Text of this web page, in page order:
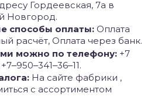
Гордеевская, 7а в
Новгород.
способы оплаты: Оплата
расчёт, Оплата через банк.
можно по телефону: +7
На сайте фабрики ,
с ассортиментом